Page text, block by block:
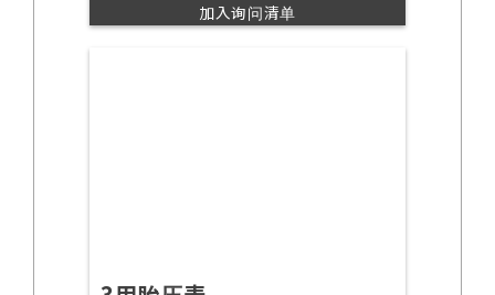
加入询问清单